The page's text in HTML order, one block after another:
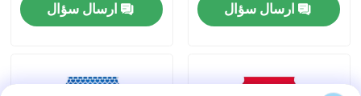
ارسال سؤال ارسال سؤال